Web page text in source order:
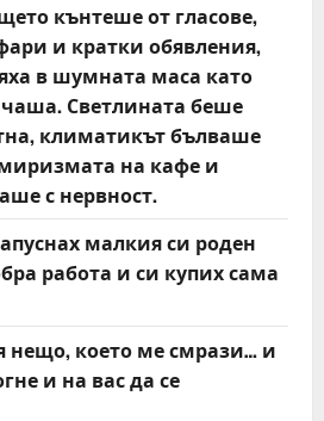
кънтеше от гласове,
и кратки обявления,
в шумната маса като
Светлината беше
климатикът бълваше
на кафе и
с нервност.
малкия си роден
работа и си купих сама
нещо, което ме смрази… и
и на вас да се